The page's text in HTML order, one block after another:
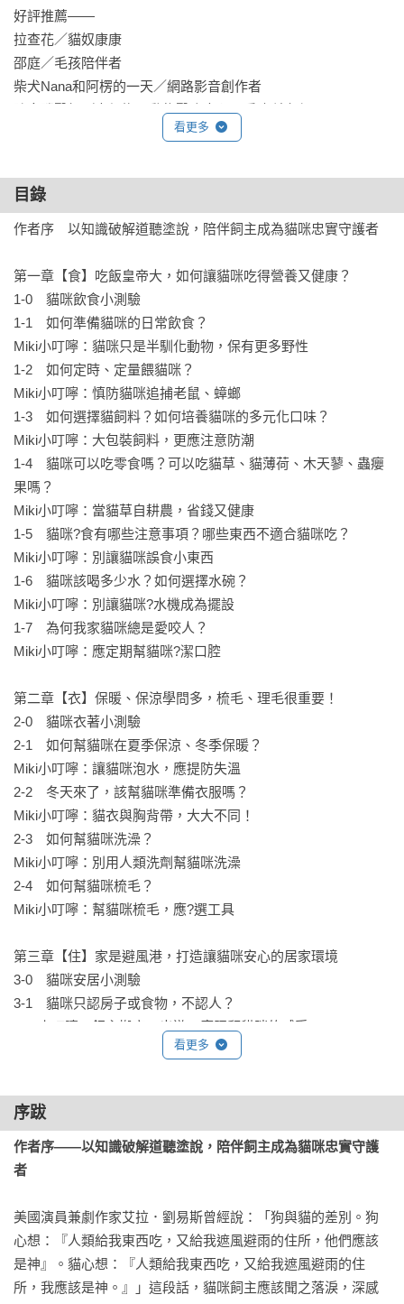
好評推薦——
拉查花／貓奴康康
邵庭／毛孩陪伴者
柴犬Nana和阿楞的一天／網路影音創作者
陳念滕醫師／中興梅西動物醫療中心　重症科主任
看更多
目錄
作者序　以知識破解道聽塗說，陪伴飼主成為貓咪忠實守護者
第一章【食】吃飯皇帝大，如何讓貓咪吃得營養又健康？
1-0　貓咪飲食小測驗
1-1　如何準備貓咪的日常飲食？
Miki小叮嚀：貓咪只是半馴化動物，保有更多野性
1-2　如何定時、定量餵貓咪？
Miki小叮嚀：慎防貓咪追捕老鼠、蟑螂
1-3　如何選擇貓飼料？如何培養貓咪的多元化口味？
Miki小叮嚀：大包裝飼料，更應注意防潮
1-4　貓咪可以吃零食嗎？可以吃貓草、貓薄荷、木天蓼、蟲癭
果嗎？
Miki小叮嚀：當貓草自耕農，省錢又健康
1-5　貓咪?食有哪些注意事項？哪些東西不適合貓咪吃？
Miki小叮嚀：別讓貓咪誤食小東西
1-6　貓咪該喝多少水？如何選擇水碗？
Miki小叮嚀：別讓貓咪?水機成為擺設
1-7　為何我家貓咪總是愛咬人？
Miki小叮嚀：應定期幫貓咪?潔口腔
第二章【衣】保暖、保涼學問多，梳毛、理毛很重要！
2-0　貓咪衣著小測驗
2-1　如何幫貓咪在夏季保涼、冬季保暖？
Miki小叮嚀：讓貓咪泡水，應提防失溫
2-2　冬天來了，該幫貓咪準備衣服嗎？
Miki小叮嚀：貓衣與胸背帶，大大不同！
2-3　如何幫貓咪洗澡？
Miki小叮嚀：別用人類洗劑幫貓咪洗澡
2-4　如何幫貓咪梳毛？
Miki小叮嚀：幫貓咪梳毛，應?選工具
第三章【住】家是避風港，打造讓貓咪安心的居家環境
3-0　貓咪安居小測驗
3-1　貓咪只認房子或食物，不認人？
Miki小叮嚀：飼主搬家、出遊，應照顧貓咪的感受
3-2　如何選擇貓窩、貓籠、貓跳台？
3-3　如何選擇貓砂、貓砂盆？
Miki小叮嚀：帶貓咪出遊，可添購折疊式貓砂盆
3-4　如何防範貓咪擾己、擾鄰，讓人貓安居？
Miki小叮嚀：飼主應避開對貓咪有毒的植物
Miki小叮嚀：平均三到六週，就要幫貓咪剪指甲
第四章【行】陪伴貓咪外出運動，貓咪身心更健康
4-0　貓咪運動小測驗
看更多
序跋
作者序——以知識破解道聽塗說，陪伴飼主成為貓咪忠實守護
者
美國演員兼劇作家艾拉．劉易斯曾經說：「狗與貓的差別。狗
心想：『人類給我東西吃，又給我遮風避雨的住所，他們應該
是神』。貓心想：『人類給我東西吃，又給我遮風避雨的住
所，我應該是神。』」這段話，貓咪飼主應該聞之落淚，深感